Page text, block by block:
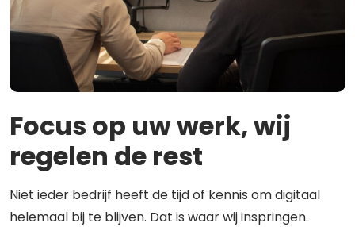
Focus op uw werk, wij
regelen de rest
Niet ieder bedrijf heeft de tijd of kennis om digitaal
helemaal bij te blijven. Dat is waar wij inspringen.